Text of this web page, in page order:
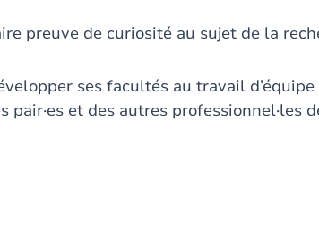
preuve de curiosité au sujet de la
ses facultés au travail
pair·es et des autres professionnel·les